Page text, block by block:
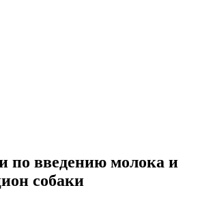
по введению молока и
собаки